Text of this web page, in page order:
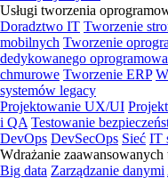
Usługi tworzenia
Doradztwo IT Tworzenie
mobilnych Tworzenie
dedykowanego
chmurowe Tworzenie ERP
systemów legacy
Projektowanie UX/UI
i QA Testowanie
DevOps DevSecOps Sieć IT
Wdrażanie
Big data Zarządzanie danymi